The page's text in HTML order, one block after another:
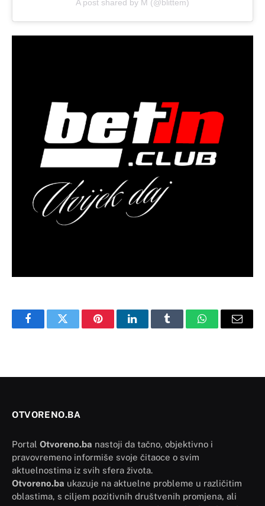
A post shared by M (@blittem)
FacebookTwitter PinterestLinkedInTumblr WhatsAppEmail
OTVORENO.BA
Portal Otvoreno.ba nastoji da tačno, objektivno i
pravovremeno informiše svoje čitaoce o svim
aktuelnostima iz svih sfera života.
Otvoreno.ba ukazuje na aktuelne probleme u različitim
oblastima, s ciljem pozitivnih društvenih promjena, ali